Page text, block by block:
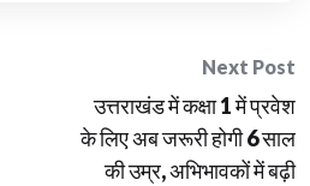
Next Post
उत्तराखंड में कक्षा 1 में प्रवेश
के लिए अब जरूरी होगी 6 साल
की उम्र, अभिभावकों में बढ़ी